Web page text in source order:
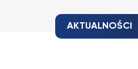
AKTUALNOŚCI